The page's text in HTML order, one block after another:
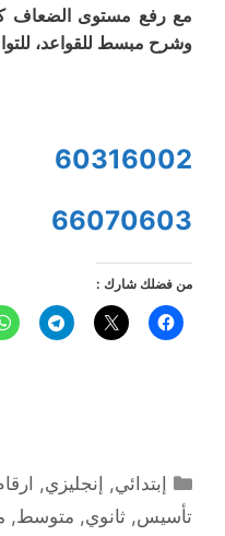
مع رفع مستوى الضعاف
وشرح مبسط للقواعد،
60316002
66070603
من فضلك شارك :
التصنيفات
إبتدائي, إنجليزي,
تأسيس, ثانوي, متوسط,